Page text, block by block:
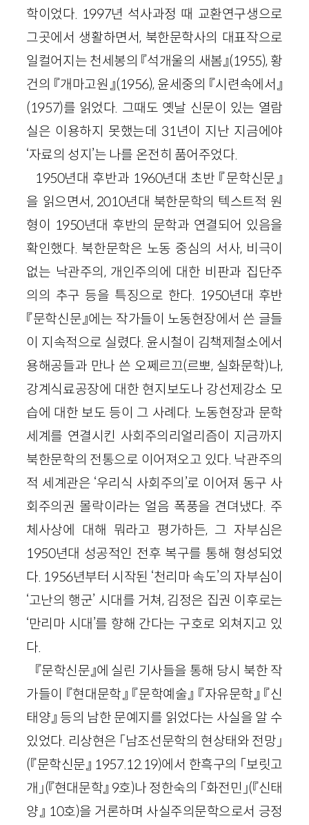
학이었다. 1997년 석사과정 때 교환연구생으로
그곳에서 생활하면서, 북한문학사의 대표작으로
일컬어지는 천세봉의 『석개울의 새봄』(1955), 황
건의 『개마고원』(1956), 윤세중의 『시련속에서』
(1957)를 읽었다. 그때도 옛날 신문이 있는 열람
실은 이용하지 못했는데 31년이 지난 지금에야
‘자료의 성지’는 나를 온전히 품어주었다.
1950년대 후반과 1960년대 초반 『문학신문』
을 읽으면서, 2010년대 북한문학의 텍스트적 원
형이 1950년대 후반의 문학과 연결되어 있음을
확인했다. 북한문학은 노동 중심의 서사, 비극이
없는 낙관주의, 개인주의에 대한 비판과 집단주
의의 추구 등을 특징으로 한다. 1950년대 후반
『문학신문』에는 작가들이 노동현장에서 쓴 글들
이 지속적으로 실렸다. 윤시철이 김책제철소에서
용해공들과 만나 쓴 오쩨르끄(르뽀, 실화문학)나,
강계식료공장에 대한 현지보도나 강선제강소 모
습에 대한 보도 등이 그 사례다. 노동현장과 문학
세계를 연결시킨 사회주의리얼리즘이 지금까지
북한문학의 전통으로 이어져오고 있다. 낙관주의
적 세계관은 ‘우리식 사회주의’로 이어져 동구 사
회주의권 몰락이라는 얼음 폭풍을 견뎌냈다. 주
체사상에 대해 뭐라고 평가하든, 그 자부심은
1950년대 성공적인 전후 복구를 통해 형성되었
다. 1956년부터 시작된 ‘천리마 속도’의 자부심이
‘고난의 행군’ 시대를 거쳐, 김정은 집권 이후로는
‘만리마 시대’를 향해 간다는 구호로 외쳐지고 있
다.
『문학신문』에 실린 기사들을 통해 당시 북한 작
가들이 『현대문학』 『문학예술』 『자유문학』 『신
태양』 등의 남한 문예지를 읽었다는 사실을 알 수
있었다. 리상현은 「남조선문학의 현상태와 전망」
(『문학신문』 1957.12.19)에서 한흑구의 「보릿고
개」(『현대문학』 9호)나 정한숙의 「화전민」(『신태
양』 10호)을 거론하며 사실주의문학으로서 긍정